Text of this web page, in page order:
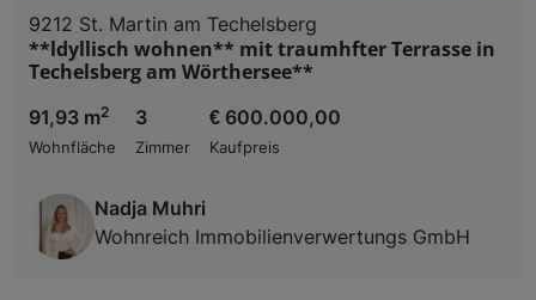
9212 St. Martin am Techelsberg
**ldyllisch wohnen** mit traumhfter Terrasse in
Techelsberg am Wörthersee**
91,93 m2
Wohnfläche
3
Zimmer
€ 600.000,00
Kaufpreis
Nadja Muhri
Wohnreich Immobilienverwertungs GmbH